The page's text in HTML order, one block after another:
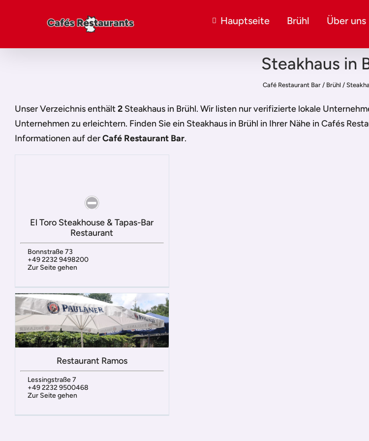
Hauptseite Brühl Über uns
Steakhaus in
Café Restaurant Bar/ Brühl /
Unser Verzeichnis enthält2 Steakhaus in Brühl. Wir listen nur verifizierte lokale
Unternehmen zu erleichtern. Finden Sie ein Steakhaus in Brühl in Ihrer Nähe in Cafés
Informationen auf derCafé Restaurant Bar.
El Toro Steakhouse & Tapas-Bar
Restaurant
Bonnstraße 73
+49 2232 9498200
Zur Seite gehen
Restaurant Ramos
Lessingstraße 7
+49 2232 9500468
Zur Seite gehen